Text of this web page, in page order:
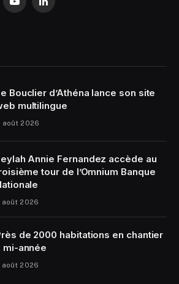
YouTubeLinkedIn
Bouclier d’Athéna lance son site
multilingue
août 2026
Annie Fernandez accède au
tour de l’Omnium Banque
août 2026
de 2000 habitations en chantier
mi-année
août 2026